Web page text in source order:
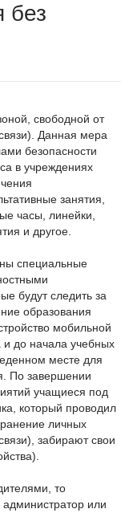
без
свободной от
Данная мера
безопасности
в учреждениях
занятия,
часы, линейки,
и другое.
специальные
будут следить за
образования
мобильной
и до начала учебных
месте для
По завершении
учащиеся под
который проводил
личных
забирают свои
то
или